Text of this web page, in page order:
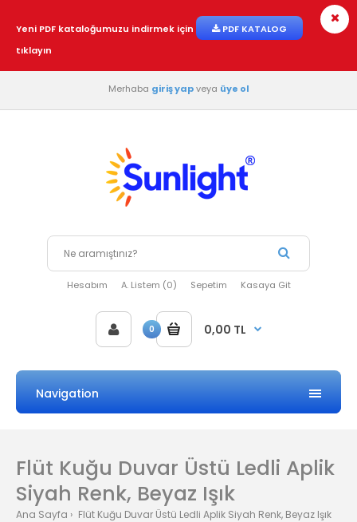
Yeni PDF kataloğumuzu indirmek için
PDF KATALOG
tıklayın
Merhaba giriş yapveya üye ol
Hesabım A. Listem (0) Sepetim Kasaya Git
0 0,00 TL
Navigation
Flüt Kuğu Duvar Üstü Ledli Aplik
Siyah Renk, Beyaz Işık
Ana Sayfa Flüt Kuğu Duvar Üstü Ledli Aplik Siyah Renk, Beyaz Işık